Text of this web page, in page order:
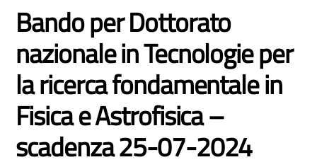
Bando per Dottorato
nazionale in Tecnologie per
la ricerca fondamentale in
Fisica e Astrofisica –
scadenza 25-07-2024